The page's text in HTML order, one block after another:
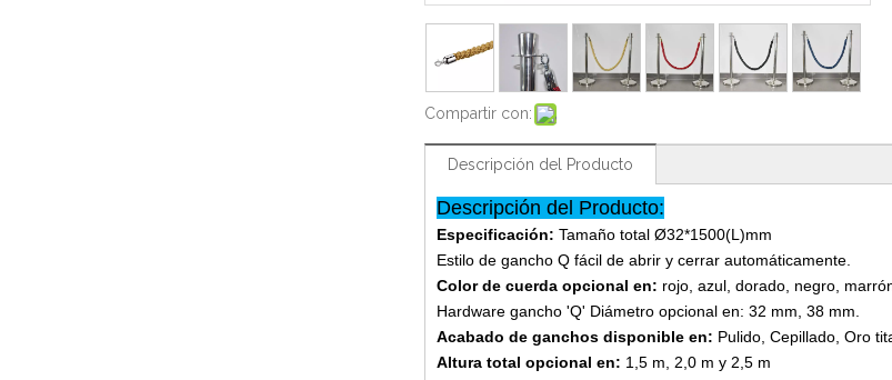
Compartir con:
Descripción del Producto
Descripción del Producto:
Especificación: Tamaño total Ø32*1500(L)mm
Estilo de gancho Q fácil de abrir y cerrar automáticamente.
Color de cuerda opcional en: rojo, azul, dorado, negro,
Hardware gancho 'Q' Diámetro opcional en: 32 mm, 38 mm.
Acabado de ganchos disponible en: Pulido, Cepillado, Oro
Altura total opcional en: 1,5 m, 2,0 m y 2,5 m